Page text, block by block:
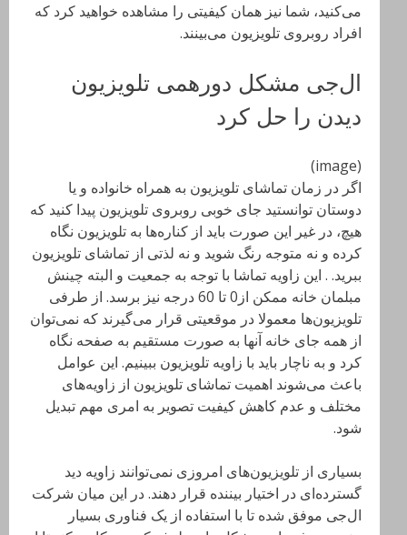
می‌کنید، شما نیز همان کیفیتی را مشاهده خواهید کرد که
افراد روبروی تلویزیون می‌بینند.
ال‌جی مشکل دورهمی تلویزیون
دیدن را حل کرد
(image)
اگر در زمان تماشای تلویزیون به همراه خانواده و یا
دوستان توانستید جای خوبی روبروی تلویزیون پیدا کنید که
هیچ، در غیر این صورت باید از کناره‌ها به تلویزیون نگاه
کرده و نه متوجه رنگ شوید و نه لذتی از تماشای تلویزیون
ببرید. . این زاویه‌ تماشا با توجه به جمعیت و البته چینش
مبلمان خانه ممکن از0 تا 60 درجه نیز برسد. از طرفی
تلویزیون‌ها معمولا در موقعیتی قرار می‌گیرند که نمی‌توان
از همه جای خانه آنها به صورت مستقیم به صفحه نگاه
کرد و به ناچار باید با زاویه تلویزیون ببینیم. این عوامل
باعث می‌شوند اهمیت تماشای تلویزیون از زاویه‌های
مختلف و عدم کاهش کیفیت تصویر به امری مهم تبدیل
شود.
بسیاری از تلویزیون‌های امروزی نمی‌توانند زاویه دید
گسترده‌ای در اختیار بیننده قرار دهند. در این میان شرکت
ال‌جی موفق شده تا با استفاده از یک فناوری بسیار